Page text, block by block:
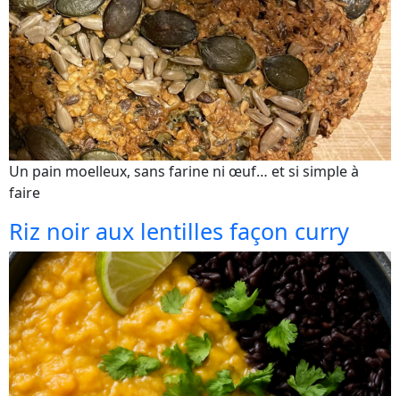
Un pain moelleux, sans farine ni œuf… et si simple à
faire
Riz noir aux lentilles façon curry